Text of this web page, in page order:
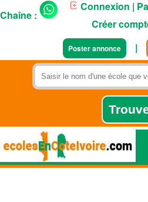
Chaîne :
Connexion |
Créer
Poster annonce |